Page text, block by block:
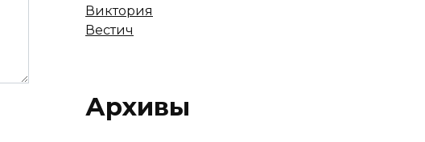
Виктория
Вестич
Архивы